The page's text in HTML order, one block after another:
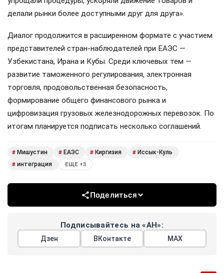
делали рынки более доступными друг для друга».
Диалог продолжится в расширенном формате с участием
представителей стран-наблюдателей при ЕАЭС —
Узбекистана, Ирана и Кубы. Среди ключевых тем —
развитие таможенного регулирования, электронная
торговля, продовольственная безопасность,
формирование общего финансового рынка и
цифровизация грузовых железнодорожных перевозок. По
итогам планируется подписать несколько соглашений.
# Мишустин # ЕАЭС # Киргизия # Иссык-Куль
# интеграция ЕЩЕ +3
Поделиться
Подписывайтесь на «АН»:
Дзен ВКонтакте МАХ